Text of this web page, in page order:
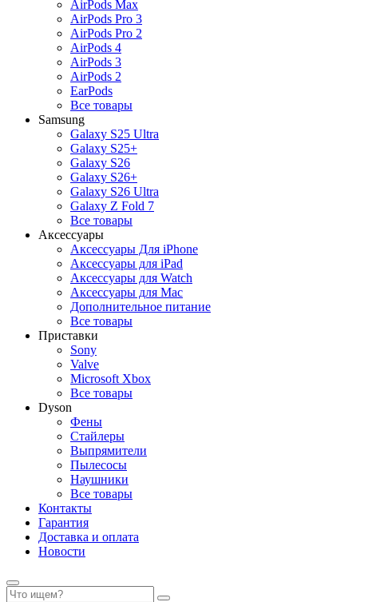
AirPods Max
AirPods Pro 3
AirPods Pro 2
AirPods 4
AirPods 3
AirPods 2
EarPods
Все товары
Samsung
Galaxy S25 Ultra
Galaxy S25+
Galaxy S26
Galaxy S26+
Galaxy S26 Ultra
Galaxy Z Fold 7
Все товары
Аксессуары
Аксессуары Для iPhone
Аксессуары для iPad
Аксессуары для Watch
Аксессуары для Mac
Дополнительное питание
Все товары
Приставки
Sony
Valve
Microsoft Xbox
Все товары
Dyson
Фены
Стайлеры
Выпрямители
Пылесосы
Наушники
Все товары
Контакты
Гарантия
Доставка и оплата
Новости